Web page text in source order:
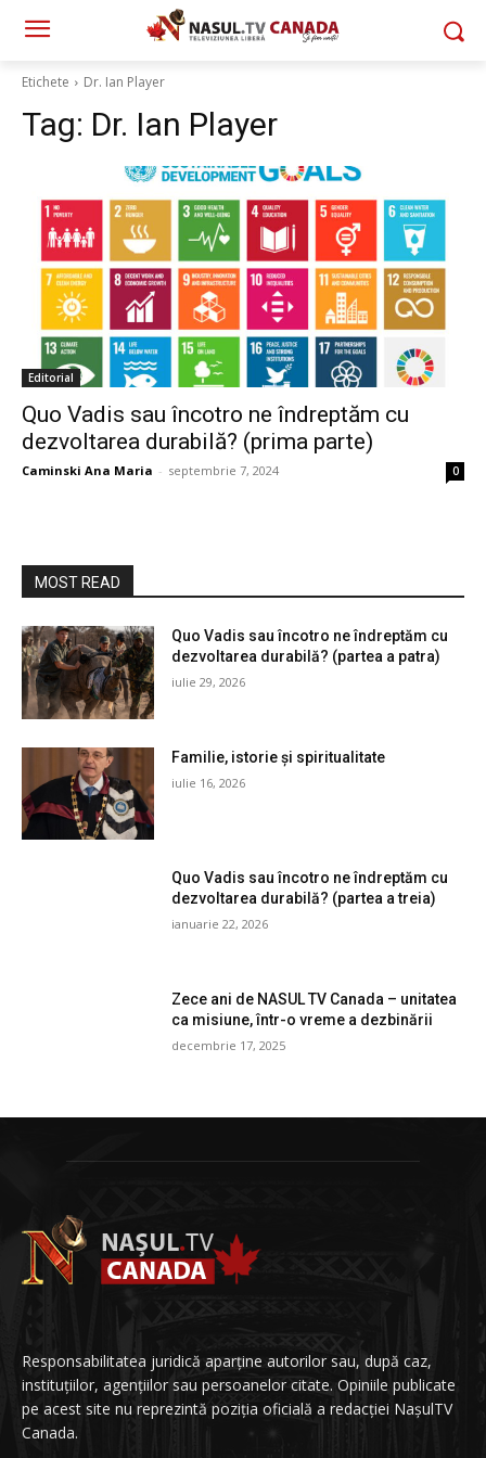
Etichete Dr. Ian Player
Tag: Dr. Ian Player
Editorial
Quo Vadis sau încotro ne îndreptăm cu
dezvoltarea durabilă? (prima parte)
Caminski Ana Maria - septembrie 7, 2024 0
MOST READ
Quo Vadis sau încotro ne îndreptăm cu
dezvoltarea durabilă? (partea a patra)
iulie 29, 2026
Familie, istorie și spiritualitate
iulie 16, 2026
Quo Vadis sau încotro ne îndreptăm cu
dezvoltarea durabilă? (partea a treia)
ianuarie 22, 2026
Zece ani de NASUL TV Canada – unitatea
ca misiune, într-o vreme a dezbinării
decembrie 17, 2025
Responsabilitatea juridică aparține autorilor sau, după caz,
instituțiilor, agențiilor sau persoanelor citate. Opiniile publicate
pe acest site nu reprezintă poziția oficială a redacției NașulTV
Canada.